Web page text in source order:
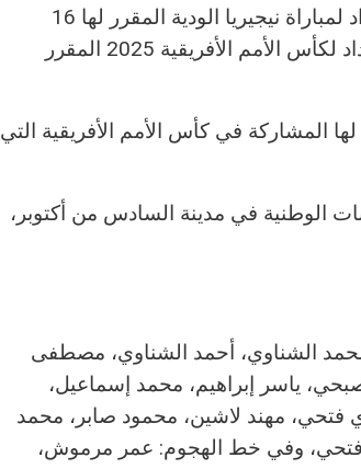
باستاد القاهرة، في إطار الاستعداد لمباراة نيجيريا الودية المقرر لها 16
ديسمبر الجاري، في إطار الاستعداد لكأس الأمم الأفريقية 2025 المقرر
المشاركة في كأس الأمم الأفريقية التي
الوطنية في مدينة السادس من أكتوبر،
الشناوي، أحمد الشناوي، مصطفى
ياسر إبراهيم، محمد إسماعيل،
مهند لاشين، محمود صابر، محمد
فتحي، وفي خط الهجوم: عمر مرموش،